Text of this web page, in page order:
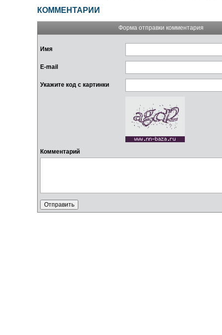
КОММЕНТАРИИ
Форма отправки комментария
Имя
E-mail
Укажите код с картинки
Комментарий